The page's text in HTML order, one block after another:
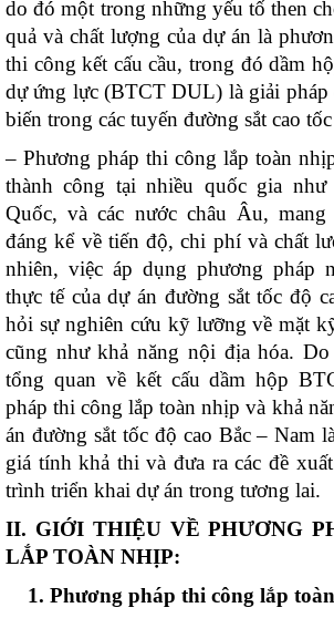
do đó một trong những yếu tố then
quả và chất lượng của dự án là
thi công kết cấu cầu, trong đó dầm
dự ứng lực (BTCT DUL) là giải pháp
biến trong các tuyến đường sắt cao
– Phương pháp thi công lắp toàn
thành công tại nhiều quốc gia như
Quốc, và các nước châu Âu,
đáng kể về tiến độ, chi phí và chất
nhiên, việc áp dụng phương pháp
thực tế của dự án đường sắt tốc độ
hỏi sự nghiên cứu kỹ lưỡng về mặt
cũng như khả năng nội địa hóa.
tổng quan về kết cấu dầm hộp
pháp thi công lắp toàn nhịp và khả
án đường sắt tốc độ cao Bắc – Nam
giá tính khả thi và đưa ra các đề
trình triển khai dự án trong tương lai.
II. GIỚI THIỆU VỀ PHƯƠNG
LẮP TOÀN NHỊP:
1. Phương pháp thi công lắp